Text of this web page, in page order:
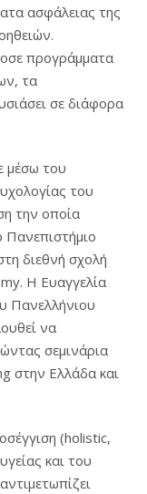
ασφάλειας της
προγράμματα
τα
σε διάφορα
μέσω του
του
την οποία
διεθνή σχολή
Η Ευαγγελία
Πανελλήνιου
να
σεμινάρια
στην Ελλάδα και
(holistic,
και του